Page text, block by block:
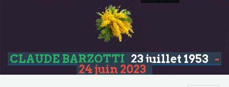
CLAUDE BARZOTTI 23 juillet 1953 -
24 juin 2023